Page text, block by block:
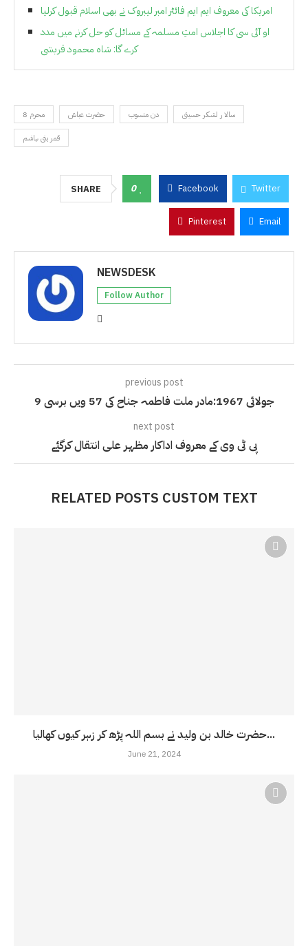
امریکا کی معروف ایم ایم فائٹر امبر لیبروک نے بھی اسلام قبول کرلیا
او آئی سی کا اجلاس امتِ مسلمہ کے مسائل کو حل کرنے میں مدد
کرے گا: شاہ محمود قریشی
8 محرم حضرت عباسؑ دن منسوب
سالا ر لشکر حسینی
قمر بنی ہاشم
SHARE 0 Facebook Twitter
Pinterest Email
NEWSDESK
Follow Author
previous post
9 جولائی 1967:مادر ملت فاطمہ جناح کی 57 ویں برسی
next post
پی ٹی وی کے معروف اداکار مظہر علی انتقال کرگئے
RELATED POSTS CUSTOM TEXT
حضرت خالد بن ولید نے بسم اللہ پڑھ کر زہر کیوں کھالیا...
June 21, 2024